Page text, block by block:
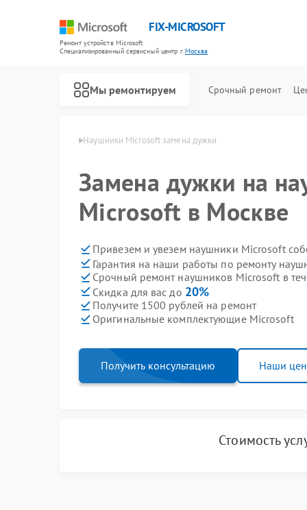
FIX-MICROSOFT
Ремонт устройств Microsoft
Специализированный cервисный центр г.Москва
Мы ремонтируем Срочный ремонт
Microsoft в Москве Наушники Microsoft замена дужки
Замена дужки на
Microsoft в Москве
Привезем и увезем наушники Microsoft
Гарантия на наши работы по ремонту
Срочный ремонт наушников Microsoft в
Скидка для вас до 20%
Получите 1500 рублей на ремонт
Оригинальные комплектующие Microsoft
Получить консультацию Наши
Стоимость